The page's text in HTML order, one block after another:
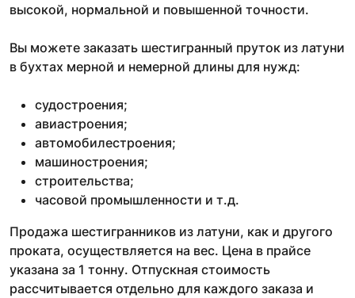
высокой, нормальной и повышенной точности.
Вы можете заказать шестигранный пруток из латуни
в бухтах мерной и немерной длины для нужд:
судостроения;
авиастроения;
автомобилестроения;
машиностроения;
строительства;
часовой промышленности и т.д.
Продажа шестигранников из латуни, как и другого
проката, осуществляется на вес. Цена в прайсе
указана за 1 тонну. Отпускная стоимость
рассчитывается отдельно для каждого заказа и